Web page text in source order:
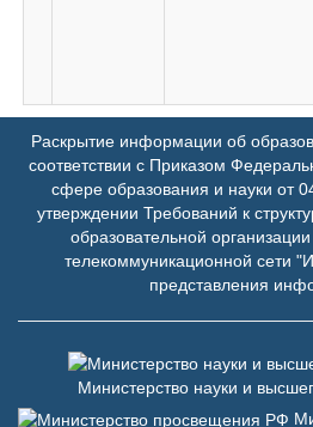
Раскрытие информации об
соответствии с Приказом
сфере образования и науки от
утверждении Требований к
образовательной
телекоммуникационной сети
представления
Министерство науки и